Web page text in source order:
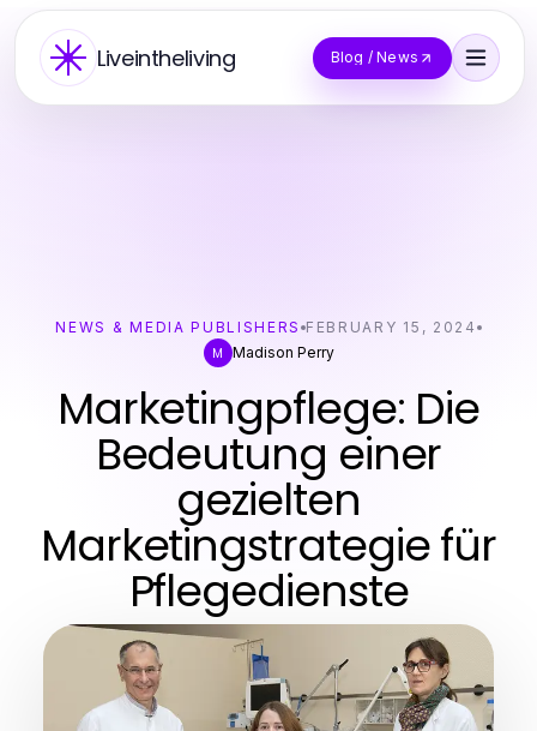
Liveintheliving Blog / News
NEWS & MEDIA PUBLISHERS FEBRUARY 15, 2024
M Madison Perry
Marketingpflege: Die
Bedeutung einer
gezielten
Marketingstrategie für
Pflegedienste